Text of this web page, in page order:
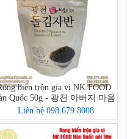
biển trộn gia vị NK FOOD
Quốc 50g - 광천 아버지 마음
을 담아 돌김자반
Liên hệ 098.679.8008